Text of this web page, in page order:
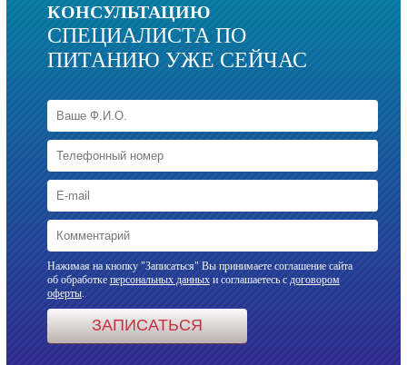
КОНСУЛЬТАЦИЮ
СПЕЦИАЛИСТА ПО
ПИТАНИЮ УЖЕ СЕЙЧАС
Нажимая на кнопку "Записаться" Вы принимаете соглашение сайта
об обработке персональных данныхи соглашаетесь с договором
оферты.